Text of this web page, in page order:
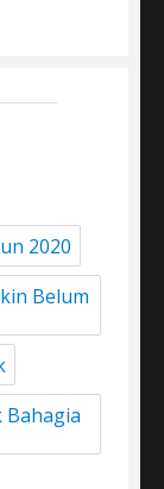
2020
Belum
Bahagia